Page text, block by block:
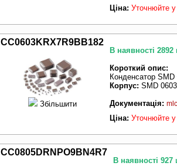
Ціна: Уточнюйте
CC0603KRX7R9BB182
Збільшити
В наявності 2892
Короткий опис:
Конденсатор
Корпус: SMD 0603
Документація:
Ціна: Уточнюйте
CC0805DRNPO9BN4R7
В наявності 927